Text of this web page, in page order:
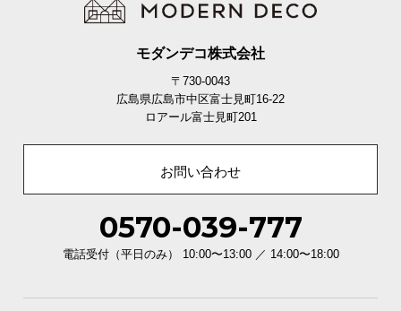
モダンデコ株式会社
〒730-0043
広島県広島市中区富士見町16-22
ロアール富士見町201
お問い合わせ
0570-039-777
電話受付（平日のみ） 10:00〜13:00 ／ 14:00〜18:00